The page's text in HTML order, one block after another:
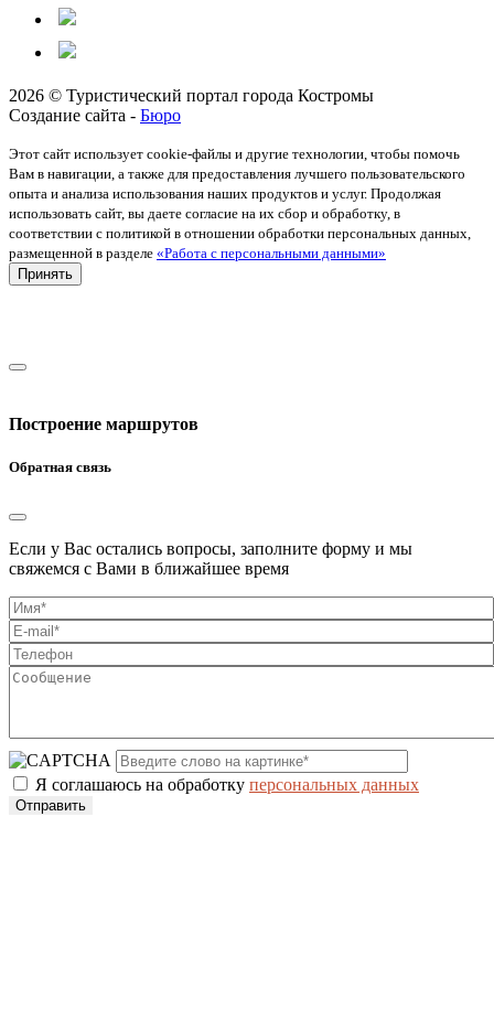
2026 © Туристический портал города Костромы
Создание сайта - Бюро
Этот сайт использует cookie-файлы и другие технологии, чтобы помочь
Вам в навигации, а также для предоставления лучшего пользовательского
опыта и анализа использования наших продуктов и услуг. Продолжая
использовать сайт, вы даете согласие на их сбор и обработку, в
соответствии с политикой в отношении обработки персональных данных,
размещенной в разделе «Работа с персональными данными»
Принять
Построение маршрутов
Обратная связь
Если у Вас остались вопросы, заполните форму и мы
свяжемся с Вами в ближайшее время
Я соглашаюсь на обработку персональных данных